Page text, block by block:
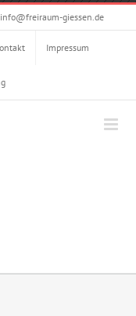
info@freiraum-giessen.de
Impressum